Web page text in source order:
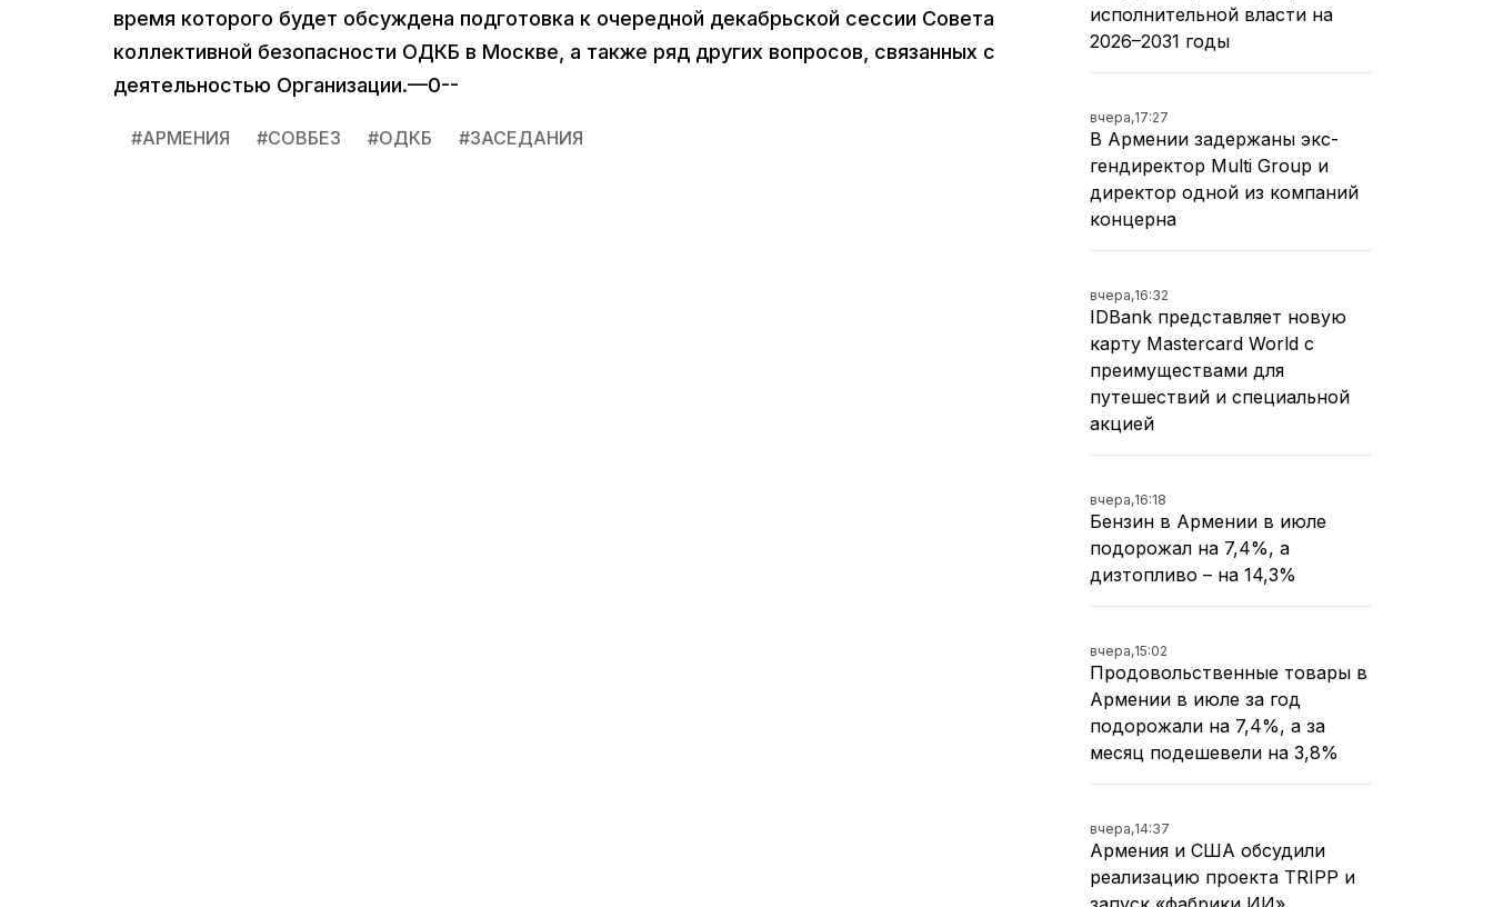
время которого будет обсуждена подготовка к очередной декабрьской сессии Совета
коллективной безопасности ОДКБ в Москве, а также ряд других вопросов, связанных с
деятельностью Организации.—0--
#АРМЕНИЯ #СОВБЕЗ #ОДКБ #ЗАСЕДАНИЯ
исполнительной власти на
2026–2031 годы
вчера,17:27
В Армении задержаны экс-
гендиректор Multi Group и
директор одной из компаний
концерна
вчера,16:32
IDBank представляет новую
карту Mastercard World с
преимуществами для
путешествий и специальной
акцией
вчера,16:18
Бензин в Армении в июле
подорожал на 7,4%, а
дизтопливо – на 14,3%
вчера,15:02
Продовольственные товары в
Армении в июле за год
подорожали на 7,4%, а за
месяц подешевели на 3,8%
вчера,14:37
Армения и США обсудили
реализацию проекта TRIPP и